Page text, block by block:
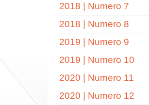
2018 | Numero 7
2018 | Numero 8
2019 | Numero 9
2019 | Numero 10
2020 | Numero 11
2020 | Numero 12